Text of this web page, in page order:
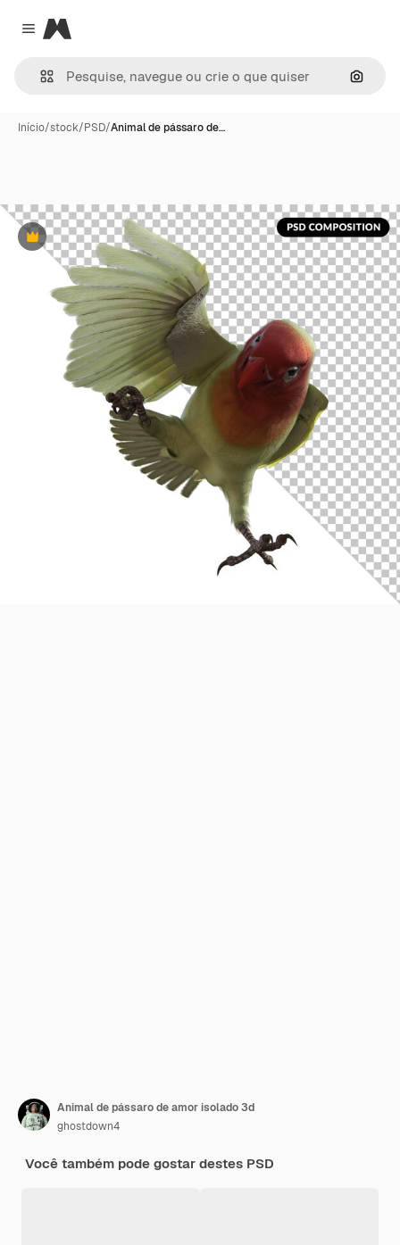
Close menu
Magnific
Início/stock/PSD/Animal de pássaro de…
Premium
Animal de pássaro de amor isolado 3d
ghostdown4
Você também pode gostar destes PSD